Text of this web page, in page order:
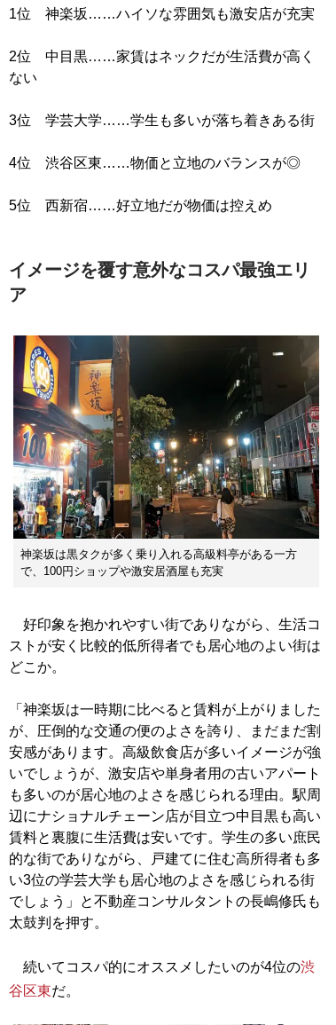
1位 神楽坂……ハイソな雰囲気も激安店が充実
2位 中目黒……家賃はネックだが生活費が高く
ない
3位 学芸大学……学生も多いが落ち着きある街
4位 渋谷区東……物価と立地のバランスが◎
5位 西新宿……好立地だが物価は控えめ
イメージを覆す意外なコスパ最強エリ
ア
神楽坂は黒タクが多く乗り入れる高級料亭がある一方
で、100円ショップや激安居酒屋も充実
好印象を抱かれやすい街でありながら、生活コ
ストが安く比較的低所得者でも居心地のよい街は
どこか。
「神楽坂は一時期に比べると賃料が上がりました
が、圧倒的な交通の便のよさを誇り、まだまだ割
安感があります。高級飲食店が多いイメージが強
いでしょうが、激安店や単身者用の古いアパート
も多いのが居心地のよさを感じられる理由。駅周
辺にナショナルチェーン店が目立つ中目黒も高い
賃料と裏腹に生活費は安いです。学生の多い庶民
的な街でありながら、戸建てに住む高所得者も多
い3位の学芸大学も居心地のよさを感じられる街
でしょう」と不動産コンサルタントの長嶋修氏も
太鼓判を押す。
続いてコスパ的にオススメしたいのが4位の渋
谷区東だ。